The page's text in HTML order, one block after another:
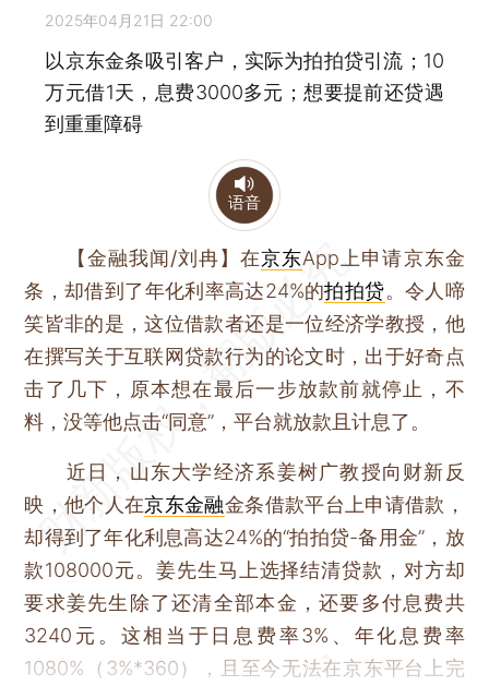
2025年04月21日 22:00
以京东金条吸引客户，实际为拍拍贷引流；10
万元借1天，息费3000多元；想要提前还贷遇
到重重障碍
语音
【金融我闻/刘冉】在京东App上申请京东金
条，却借到了年化利率高达24%的拍拍贷。令人啼
笑皆非的是，这位借款者还是一位经济学教授，他
在撰写关于互联网贷款行为的论文时，出于好奇点
击了几下，原本想在最后一步放款前就停止，不
料，没等他点击“同意”，平台就放款且计息了。
近日，山东大学经济系姜树广教授向财新反
映，他个人在京东金融金条借款平台上申请借款，
却得到了年化利息高达24%的“拍拍贷-备用金”，放
款108000元。姜先生马上选择结清贷款，对方却
要求姜先生除了还清全部本金，还要多付息费共
3240元。这相当于日息费率3%、年化息费率
1080%（3%*360），且至今无法在京东平台上完